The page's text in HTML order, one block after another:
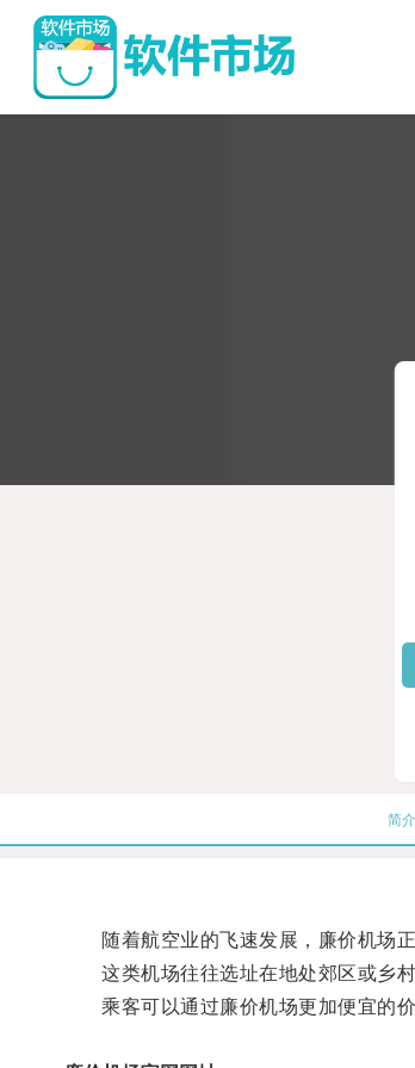
简介
随着航空业的飞速发展，廉价机场正
这类机场往往选址在地处郊区或乡村
乘客可以通过廉价机场更加便宜的价